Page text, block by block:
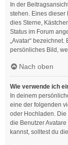
In der
stehen. Eines dieser
dies Sterne,
Status im Forum
„Avatar“
persönliches Bild,
Nach oben
Wie verwende ich
In deinem
eine der folgenden
oder Hochladen.
die Benutzer
kannst, solltest du